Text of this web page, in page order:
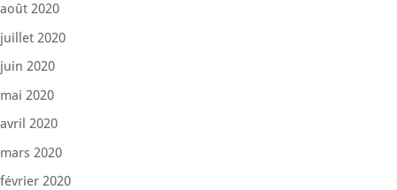
août 2020
juillet 2020
juin 2020
mai 2020
avril 2020
mars 2020
février 2020